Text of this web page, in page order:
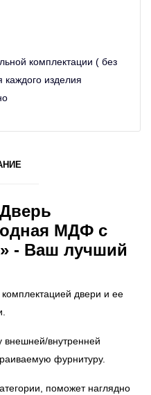
комплектации ( без
каждого изделия
МДФ с
- Ваш лучший
двери и ее
внешней/внутренней
фурнитуру.
поможет наглядно